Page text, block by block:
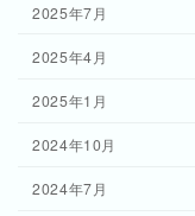
2025年7月
2025年4月
2025年1月
2024年10月
2024年7月